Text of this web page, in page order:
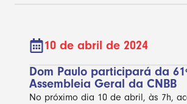
10 de abril de 2024
Dom Paulo participará da
Assembleia Geral da CNBB
No próximo dia 10 de abril, às 7h,